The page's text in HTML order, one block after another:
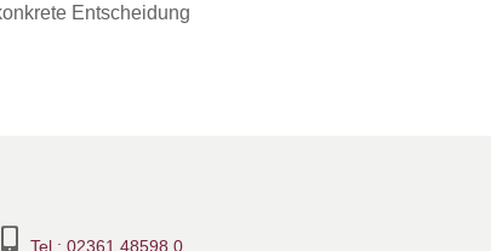
Entscheidung
Tel.: 02361 48598 0